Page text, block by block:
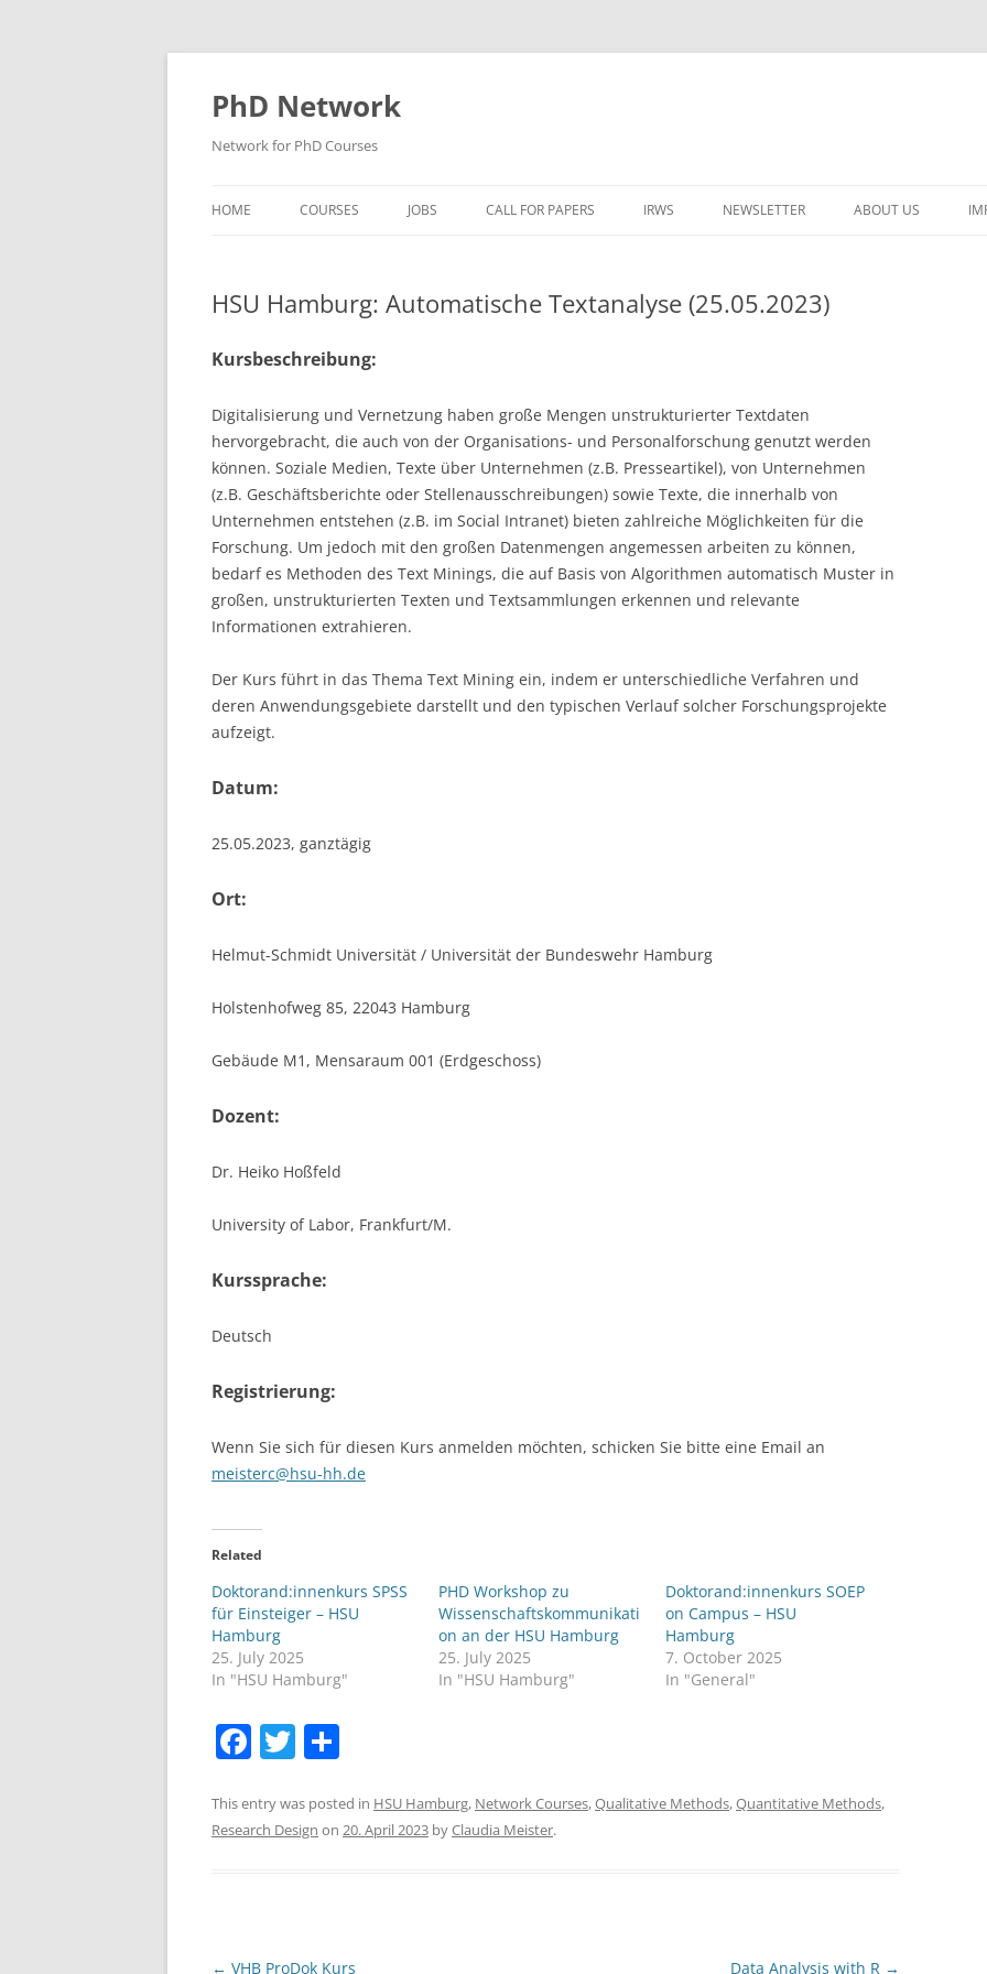
Skip
content
PhD Network
Network for PhD Courses
HOME COURSES
GESIS
HWWI
LEUPHANA UNIVERSITY
SDU
TU HAMBURG HARBURG
UNIVERSITY OF HAMBURG – BWL
ARCHIVE
JOBS CALL FOR PAPERS IRWS
LECTURERS &
LECTURERS &
LECTURERS &
LECTURERS &
LECTURERS &
LECTURERS &
LECTURERS &
LECTURERS &
PROGRAMME
REGISTRATION
CASH BUDGET 2018
CASH BUDGET 2015
ORGANISERS & SUPPORTERS
NEWSLETTER ABOUT US
HSU Hamburg: Automatische Textanalyse (25.05.2023)
Kursbeschreibung:
Digitalisierung und Vernetzung haben große Mengen unstrukturierter Textdaten
hervorgebracht, die auch von der Organisations- und Personalforschung genutzt werden
können. Soziale Medien, Texte über Unternehmen (z.B. Presseartikel), von Unternehmen
(z.B. Geschäftsberichte oder Stellenausschreibungen) sowie Texte, die innerhalb von
Unternehmen entstehen (z.B. im Social Intranet) bieten zahlreiche Möglichkeiten für die
Forschung. Um jedoch mit den großen Datenmengen angemessen arbeiten zu können,
bedarf es Methoden des Text Minings, die auf Basis von Algorithmen automatisch Muster in
großen, unstrukturierten Texten und Textsammlungen erkennen und relevante
Informationen extrahieren.
Der Kurs führt in das Thema Text Mining ein, indem er unterschiedliche Verfahren und
deren Anwendungsgebiete darstellt und den typischen Verlauf solcher Forschungsprojekte
aufzeigt.
Datum:
25.05.2023, ganztägig
Ort:
Helmut-Schmidt Universität / Universität der Bundeswehr Hamburg
Holstenhofweg 85, 22043 Hamburg
Gebäude M1, Mensaraum 001 (Erdgeschoss)
Dozent:
Dr. Heiko Hoßfeld
University of Labor, Frankfurt/M.
Kurssprache:
Deutsch
Registrierung:
Wenn Sie sich für diesen Kurs anmelden möchten, schicken Sie bitte eine Email an
meisterc@hsu-hh.de
Related
Doktorand:innenkurs SPSS
für Einsteiger – HSU
Hamburg
25. July 2025
In "HSU Hamburg"
PHD Workshop zu
Wissenschaftskommunikati
on an der HSU Hamburg
25. July 2025
In "HSU Hamburg"
Doktorand:innenkurs SOEP
on Campus – HSU
Hamburg
7. October 2025
In "General"
F
c
e
o
T
itt
er
ar
e
This entry was posted in HSU Hamburg, Network Courses,Qualitative Methods,Quantitative Methods,
Research Design on 20. April 2023 byClaudia Meister.
Post
← VHB ProDok Kurs Data Analysis with R →